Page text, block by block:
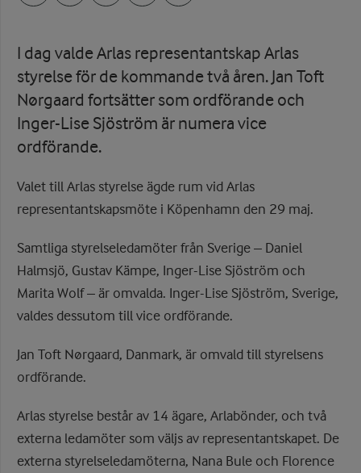
I dag valde Arlas representantskap Arlas
styrelse för de kommande två åren. Jan Toft
Nørgaard fortsätter som ordförande och
Inger-Lise Sjöström är numera vice
ordförande.
Valet till Arlas styrelse ägde rum vid Arlas
representantskapsmöte i Köpenhamn den 29 maj.
Samtliga styrelseledamöter från Sverige – Daniel
Halmsjö, Gustav Kämpe, Inger-Lise Sjöström och
Marita Wolf – är omvalda. Inger-Lise Sjöström, Sverige,
valdes dessutom till vice ordförande.
Jan Toft Nørgaard, Danmark, är omvald till styrelsens
ordförande.
Arlas styrelse består av 14 ägare, Arlabönder, och två
externa ledamöter som väljs av representantskapet. De
externa styrelseledamöterna, Nana Bule och Florence